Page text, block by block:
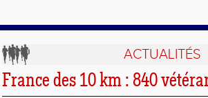
ACTUALITÉS
France des 10 km : 840